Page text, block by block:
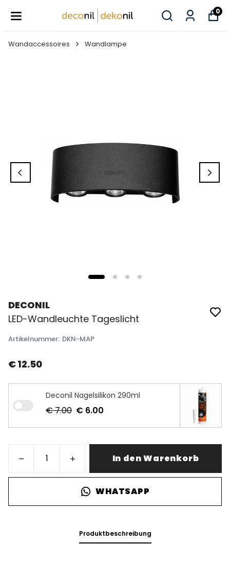
0
Wandaccessoires Wandlampe
DECONIL
LED-Wandleuchte Tageslicht
Artikelnummer: DKN-MAP
€ 12.50
Deconil Nagelsilikon 290ml
€ 7.00 € 6.00
In den Warenkorb
WHATSAPP
Produktbeschreibung